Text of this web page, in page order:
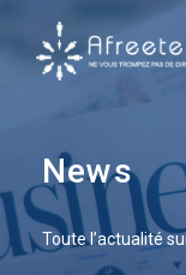
News
Toute l’actualité